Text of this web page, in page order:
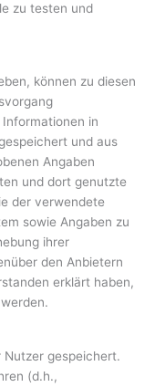
zu testen und
können zu diesen
in
und aus
Angaben
und dort genutzte
der verwendete
sowie Angaben zu
ihrer
den Anbietern
erklärt haben,
Nutzer gespeichert.
(d.h.,